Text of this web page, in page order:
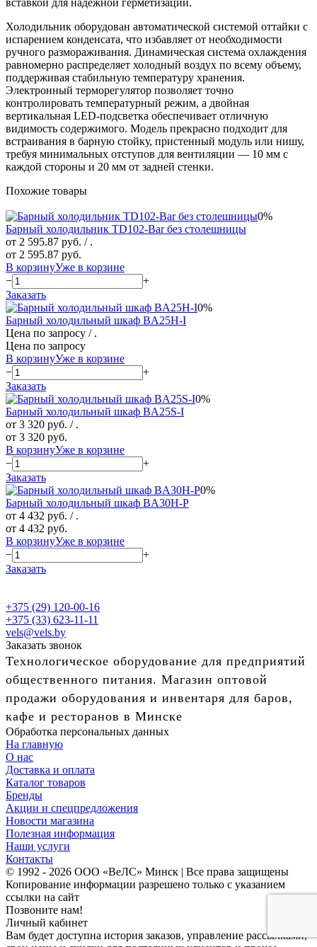
Холодильник оборудован автоматической системой оттайки с
испарением конденсата, что избавляет от необходимости
ручного размораживания. Динамическая система охлаждения
равномерно распределяет холодный воздух по всему объему,
поддерживая стабильную температуру хранения.
Электронный терморегулятор позволяет точно
контролировать температурный режим, а двойная
вертикальная LED-подсветка обеспечивает отличную
видимость содержимого. Модель прекрасно подходит для
встраивания в барную стойку, пристенный модуль или нишу,
требуя минимальных отступов для вентиляции — 10 мм с
каждой стороны и 20 мм от задней стенки.
Похожие товары
0%
Барный холодильник TD102-Bar без столешницы
от 2 595.87 руб. / .
от 2 595.87 руб.
В корзинуУже в корзине
−
+
Заказать
0%
Барный холодильный шкаф BA25H-I
Цена по запросу / .
Цена по запросу
В корзинуУже в корзине
−
+
Заказать
0%
Барный холодильный шкаф BA25S-I
от 3 320 руб. / .
от 3 320 руб.
В корзинуУже в корзине
−
+
Заказать
0%
Барный холодильный шкаф BA30H-P
от 4 432 руб. / .
от 4 432 руб.
В корзинуУже в корзине
−
+
Заказать
+375 (29) 120-00-16
+375 (33) 623-11-11
vels@vels.by
Заказать звонок
Технологическое оборудование для предприятий
общественного питания. Магазин оптовой
продажи оборудования и инвентаря для баров,
кафе и ресторанов в Минске
Обработка персональных данных
На главную
О нас
Доставка и оплата
Каталог товаров
Бренды
Акции и спецпредложения
Новости магазина
Полезная информация
Наши услуги
Контакты
© 1992 - 2026 ООО «ВеЛС» Минск | Все права защищены
Копирование информации разрешено только с указанием
ссылки на сайт
Позвоните нам!
Личный кабинет
Вам будет доступна история заказов, управление рассылками,